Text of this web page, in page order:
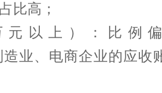
比高；
以上）：比例
造业、电商企业的应收